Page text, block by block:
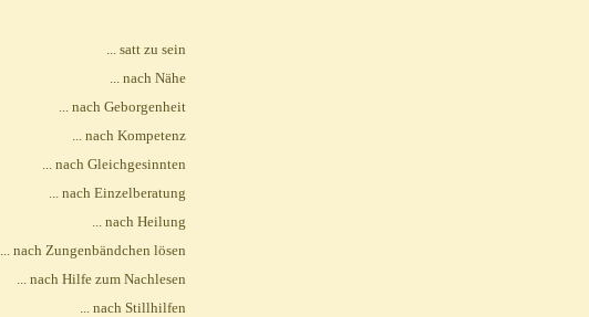
... satt zu sein
... nach Nähe
... nach Geborgenheit
... nach Kompetenz
... nach Gleichgesinnten
... nach Einzelberatung
... nach Heilung
... nach Zungenbändchen lösen
... nach Hilfe zum Nachlesen
... nach Stillhilfen